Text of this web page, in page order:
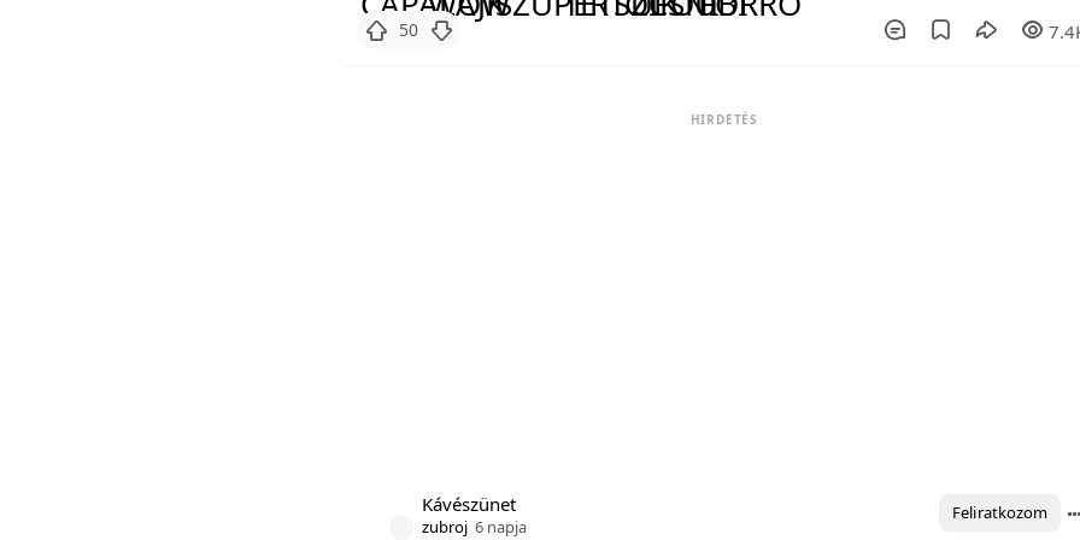
50
HIRDETÉS
Kávészünet
zubroj 6 napja
Feliratkozom